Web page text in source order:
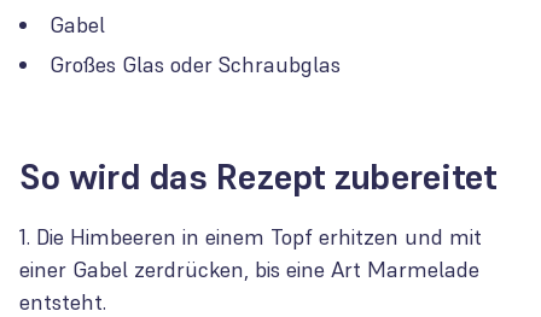
Gabel
Großes Glas oder Schraubglas
So wird das Rezept zubereitet
Die Himbeeren in einem Topf erhitzen und mit
einer Gabel zerdrücken, bis eine Art Marmelade
entsteht.